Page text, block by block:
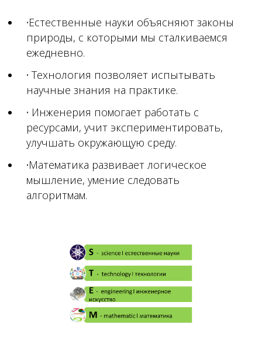
Естественные науки объясняют законы
природы, с которыми мы сталкиваемся
ежедневно.
Технология позволяет испытывать
научные знания на практике.
Инженерия помогает работать с
ресурсами, учит экспериментировать,
улучшать окружающую среду.
Математика развивает логическое
мышление, умение следовать
алгоритмам.